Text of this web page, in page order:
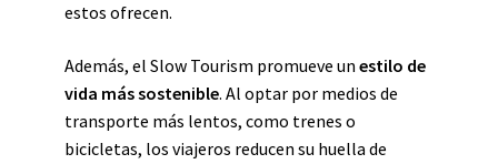
estos ofrecen.
Además, el Slow Tourism promueve un estilo de
vida más sostenible. Al optar por medios de
transporte más lentos, como trenes o
bicicletas, los viajeros reducen su huella de